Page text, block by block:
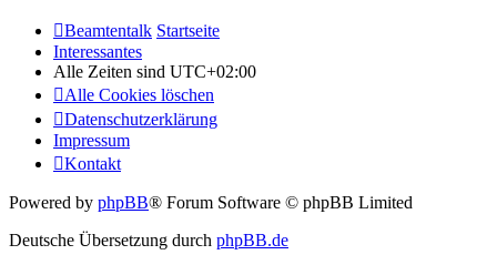
Beamtentalk Startseite
Interessantes
Alle Zeiten sind UTC+02:00
Alle Cookies löschen
Datenschutzerklärung
Impressum
Kontakt
Powered by phpBB® Forum Software © phpBB Limited
Deutsche Übersetzung durch phpBB.de